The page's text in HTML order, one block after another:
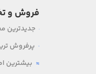
فروش و
جدیدترین
پرفروش
بیشترین